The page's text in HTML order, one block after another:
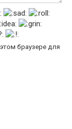
браузере для